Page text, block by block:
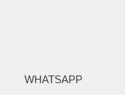
WHATSAPP